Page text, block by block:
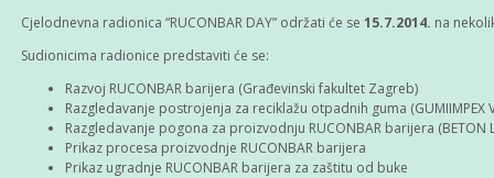
Cjelodnevna radionica “RUCONBAR DAY” održati će se15.7.2014. na
Sudionicima radionice predstaviti će se:
Razvoj RUCONBAR barijera (Građevinski fakultet Zagreb)
Razgledavanje postrojenja za reciklažu otpadnih guma (GUMIIMPEX
Razgledavanje pogona za proizvodnju RUCONBAR barijera (BETON
Prikaz procesa proizvodnje RUCONBAR barijera
Prikaz ugradnje RUCONBAR barijera za zaštitu od buke